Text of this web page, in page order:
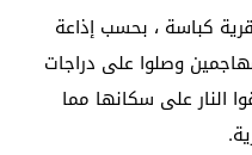
كباسة ، بحسب إذاعة
المهاجمين وصلوا على دراجات
النار على سكانها مما